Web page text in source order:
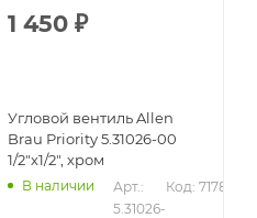
1 450 ₽
Угловой вентиль Allen
Brau Priority 5.31026-00
1/2"х1/2", хром
В наличии
Арт.:
5.31026-
Код: 71786